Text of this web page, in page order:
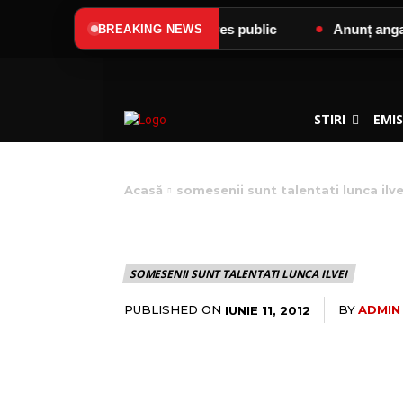
BREAKING NEWS
Anunț de interes public Anunț
STIRI
Acasă somesenii sunt talentati lunca
SOMESENII SUNT TALENTATI LUNCA ILVEI
PUBLISHED ON IUNIE 11, 2012 BYADMIN